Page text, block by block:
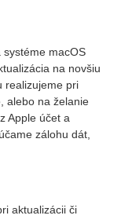
macOS
na novšiu
realizujeme pri
alebo na želanie
Apple účet a
zálohu dát,
aktualizácii či